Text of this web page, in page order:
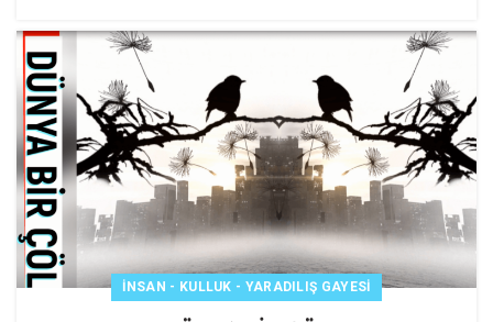
İNSAN - KULLUK - YARADILIŞ GAYESI